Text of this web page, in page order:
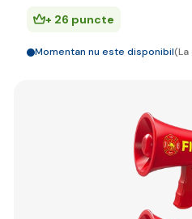
+ 26 puncte
Momentan nu este disponibil(La